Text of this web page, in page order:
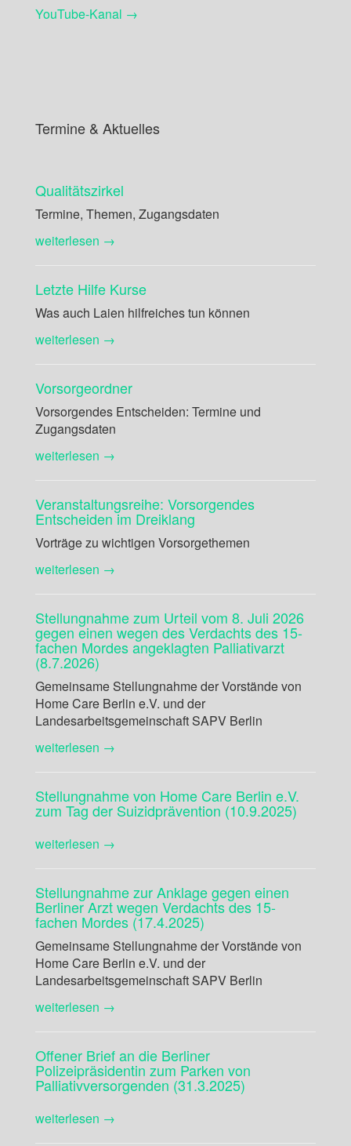
YouTube-Kanal →
Termine & Aktuelles
Qualitätszirkel
Termine, Themen, Zugangsdaten
weiterlesen →
Letzte Hilfe Kurse
Was auch Laien hilfreiches tun können
weiterlesen →
Vorsorgeordner
Vorsorgendes Entscheiden: Termine und
Zugangsdaten
weiterlesen →
Veranstaltungsreihe: Vorsorgendes
Entscheiden im Dreiklang
Vorträge zu wichtigen Vorsorgethemen
weiterlesen →
Stellungnahme zum Urteil vom 8. Juli 2026
gegen einen wegen des Verdachts des 15-
fachen Mordes angeklagten Palliativarzt
(8.7.2026)
Gemeinsame Stellungnahme der Vorstände von
Home Care Berlin e.V. und der
Landesarbeitsgemeinschaft SAPV Berlin
weiterlesen →
Stellungnahme von Home Care Berlin e.V.
zum Tag der Suizidprävention (10.9.2025)
weiterlesen →
Stellungnahme zur Anklage gegen einen
Berliner Arzt wegen Verdachts des 15-
fachen Mordes (17.4.2025)
Gemeinsame Stellungnahme der Vorstände von
Home Care Berlin e.V. und der
Landesarbeitsgemeinschaft SAPV Berlin
weiterlesen →
Offener Brief an die Berliner
Polizeipräsidentin zum Parken von
Palliativversorgenden (31.3.2025)
weiterlesen →